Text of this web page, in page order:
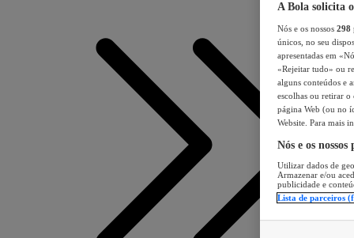
A Bola solicita
Nós e os nossos 298
únicos, no seu
apresentadas em
«Rejeitar tudo» ou
alguns conteúdos e
escolhas ou retirar
página Web (ou no
Website. Para mais
Nós e os
Utilizar dados de
Armazenar e/ou
publicidade e
Lista de parceiros